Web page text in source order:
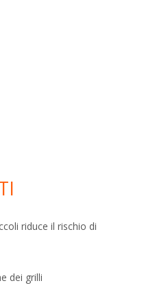
riduce il rischio di
dei grilli